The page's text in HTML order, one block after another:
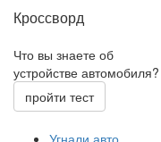
Кроссворд
Что вы знаете об
устройстве автомобиля?
пройти тест
Угнали авто